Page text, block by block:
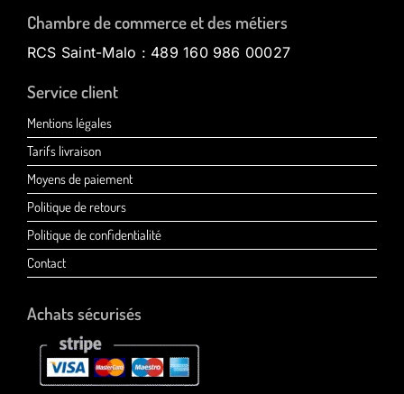
Chambre de commerce et des métiers
RCS Saint-Malo : 489 160 986 00027
Service client
Mentions légales
Tarifs livraison
Moyens de paiement
Politique de retours
Politique de confidentialité
Contact
Achats sécurisés